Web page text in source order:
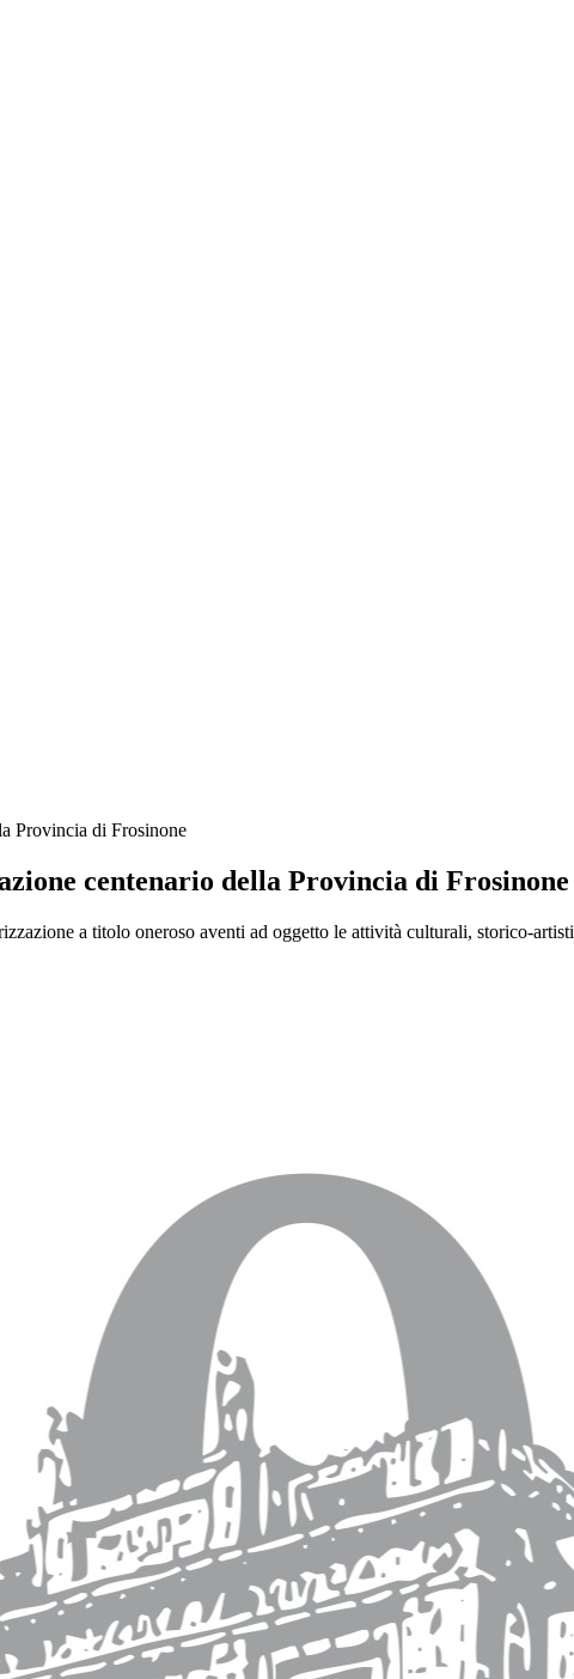
Provincia di Frosinone
centenario della Provincia di Frosinone
a titolo oneroso aventi ad oggetto le attività culturali, storico-